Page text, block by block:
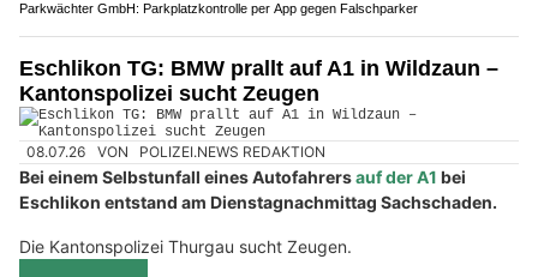
Parkwächter GmbH: Parkplatzkontrolle per App gegen Falschparker
Eschlikon TG: BMW prallt auf A1 in Wildzaun –
Kantonspolizei sucht Zeugen
08.07.26 VON POLIZEI.NEWS REDAKTION
Bei einem Selbstunfall eines Autofahrersauf der A1 bei
Eschlikon entstand am Dienstagnachmittag Sachschaden.
Die Kantonspolizei Thurgau sucht Zeugen.